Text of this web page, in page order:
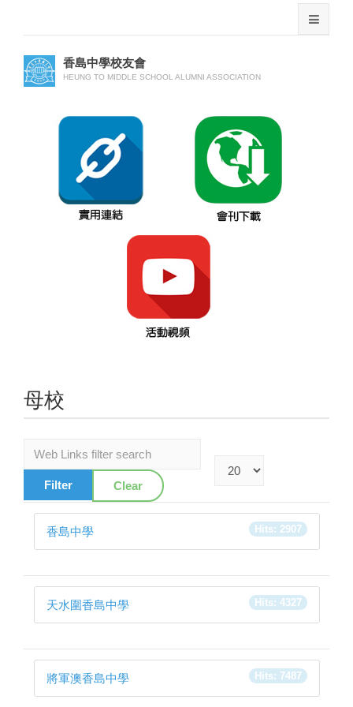
香島中學校友會
HEUNG TO MIDDLE SCHOOL ALUMNI ASSOCIATION
母校
Web Links filter search
Filter Clear
Display #
香島中學 Hits: 2907
天水圍香島中學 Hits: 4327
將軍澳香島中學 Hits: 7487